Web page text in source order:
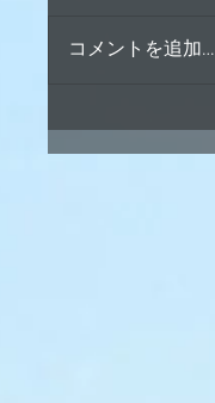
コメントを追加…